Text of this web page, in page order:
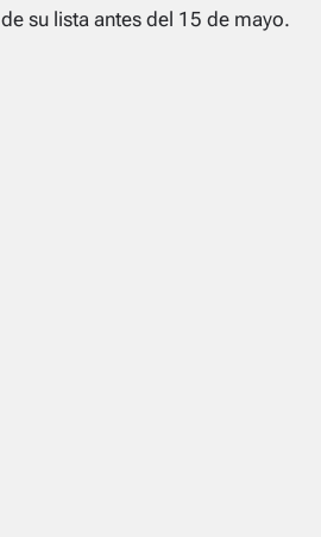
de su lista antes del 15 de mayo.